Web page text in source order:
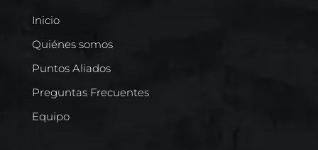
Inicio
Quiénes somos
Puntos Aliados
Preguntas Frecuentes
Equipo